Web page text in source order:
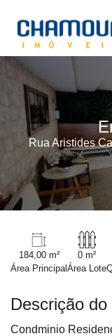
Rua Aristides
184,00 m²
Área Principal
0 m²
Área Lote
Descrição do
Condminio